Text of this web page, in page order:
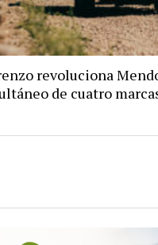
revoluciona
de cuatro